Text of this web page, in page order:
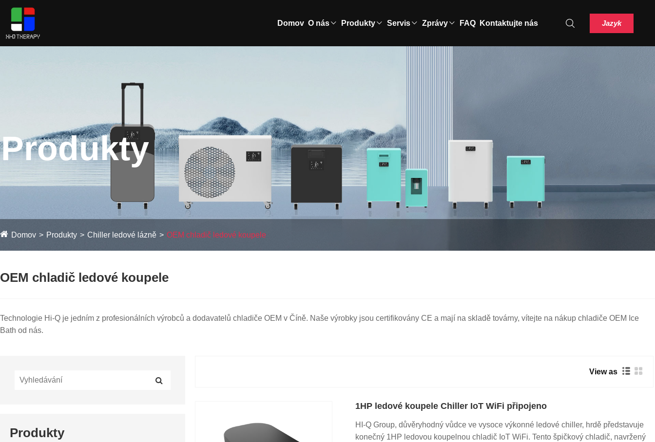
Domov O nás Produkty Servis Zprávy FAQ Kontaktujte nás Jazyk
Produkty
Domov Produkty Chiller ledové lázně OEM chladič ledové koupele
OEM chladič ledové koupele
Technologie Hi-Q je jedním z profesionálních výrobců a dodavatelů chladiče OEM v Číně. Naše výrobky jsou certifikovány CE a mají na skladě továrny, vítejte na nákup chladiče OEM Ice
Bath od nás.
Produkty
View as
1HP ledové koupele Chiller IoT WiFi připojeno
HI-Q Group, důvěryhodný vůdce ve vysoce výkonné ledové chiller, hrdě představuje
konečný 1HP ledovou koupelnou chladič IoT WiFi. Tento špičkový chladič, navržený